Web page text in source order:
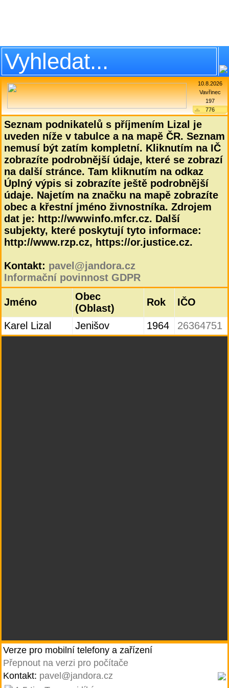
10.8.2026
Vavřinec
197
776
Seznam podnikatelů s příjmením Lizal je
uveden níže v tabulce a na mapě ČR. Seznam
nemusí být zatím kompletní. Kliknutím na IČ
zobrazíte podrobnější údaje, které se zobrazí
na další stránce. Tam kliknutím na odkaz
Úplný výpis si zobrazíte ještě podrobnější
údaje. Najetím na značku na mapě zobrazíte
obec a křestní jméno živnostníka. Zdrojem
dat je: http://wwwinfo.mfcr.cz. Další
subjekty, které poskytují tyto informace:
http://www.rzp.cz, https://or.justice.cz.
Kontakt: pavel@jandora.cz
Informační povinnost GDPR
Jméno
Obec
(Oblast)
Rok IČO
Karel Lizal Jenišov 1964 26364751
Verze pro mobilní telefony a zařízení
Přepnout na verzi pro počítače
Kontakt: pavel@jandora.cz